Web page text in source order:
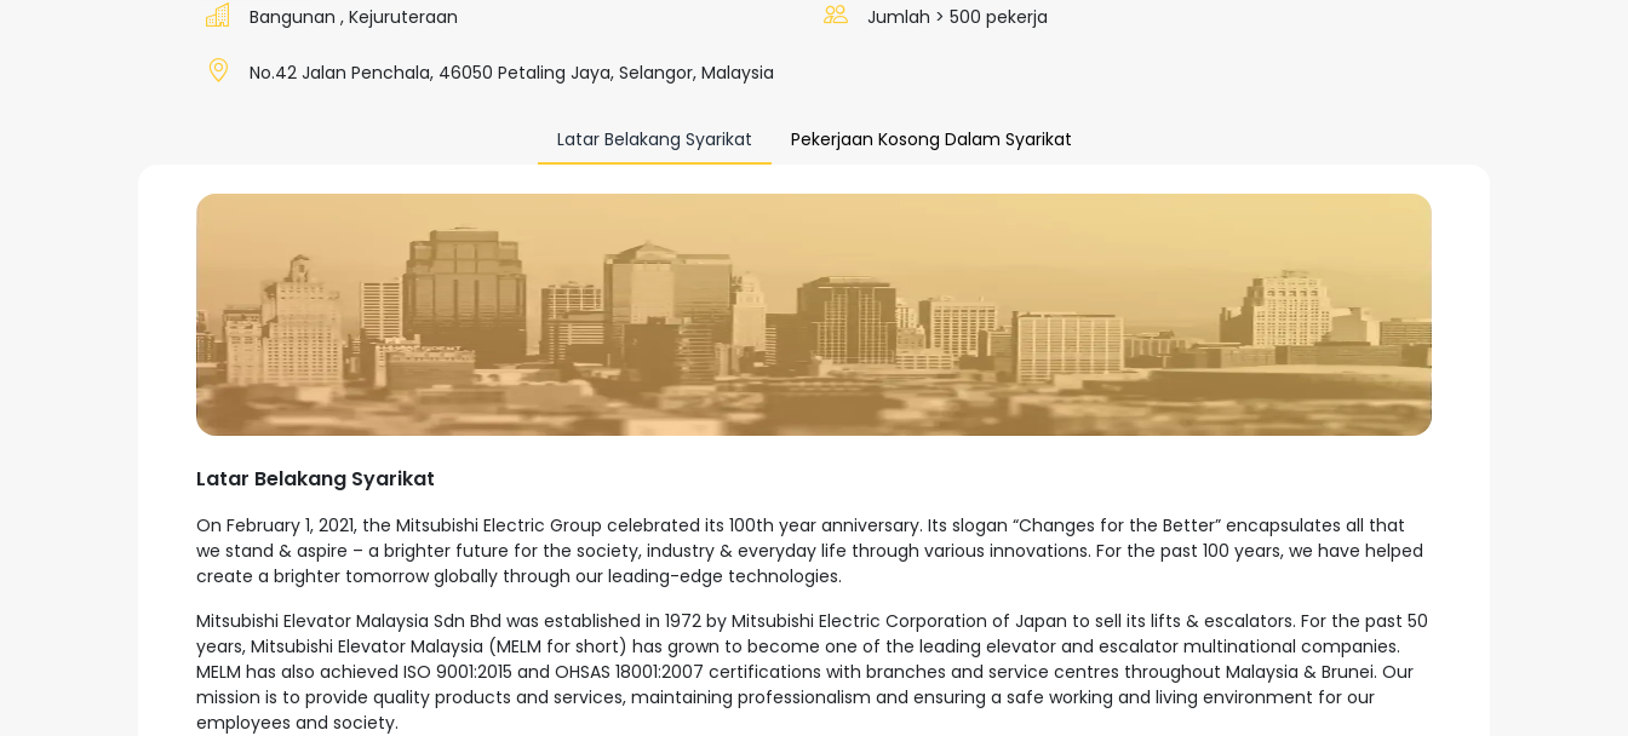
Bangunan , Kejuruteraan Jumlah > 500 pekerja
No.42 Jalan Penchala, 46050 Petaling Jaya, Selangor, Malaysia
Latar Belakang Syarikat Pekerjaan Kosong Dalam Syarikat
Latar Belakang Syarikat
On February 1, 2021, the Mitsubishi Electric Group celebrated its 100th year anniversary. Its slogan “Changes for the Better” encapsulates all that
we stand & aspire – a brighter future for the society, industry & everyday life through various innovations. For the past 100 years, we have helped
create a brighter tomorrow globally through our leading-edge technologies.
Mitsubishi Elevator Malaysia Sdn Bhd was established in 1972 by Mitsubishi Electric Corporation of Japan to sell its lifts & escalators. For the past 50
years, Mitsubishi Elevator Malaysia (MELM for short) has grown to become one of the leading elevator and escalator multinational companies.
MELM has also achieved ISO 9001:2015 and OHSAS 18001:2007 certifications with branches and service centres throughout Malaysia & Brunei. Our
mission is to provide quality products and services, maintaining professionalism and ensuring a safe working and living environment for our
employees and society.